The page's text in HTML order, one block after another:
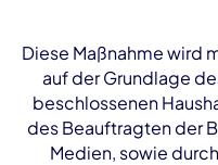
Diese Maßnahme wird
auf der Grundlage
beschlossenen
des Beauftragten der
Medien, sowie